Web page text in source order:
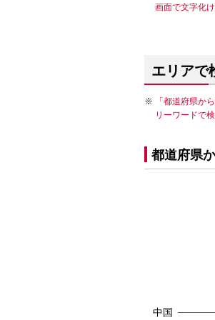
画面で文字化
エリアで
「都道府県か
リーワードで
都道府県
中国